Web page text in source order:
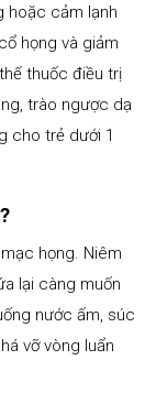
hoặc cảm lạnh
họng và giảm
thuốc điều trị
trào ngược dạ
cho trẻ dưới 1
họng. Niêm
lại càng muốn
nước ấm, súc
vỡ vòng luẩn